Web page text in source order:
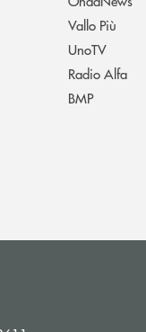
Vallo Più
UnoTV
Radio Alfa
BMP